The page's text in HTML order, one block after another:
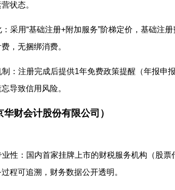
状态。
采用“基础注册+附加服务”阶梯定价，基础注
，无捆绑消费。
：注册完成后提供1年免费政策提醒（年报申
导致信用风险。
财会计股份有限公司）
业性：国内首家挂牌上市的财税服务机构（股
程可追溯，财务数据公开透明。